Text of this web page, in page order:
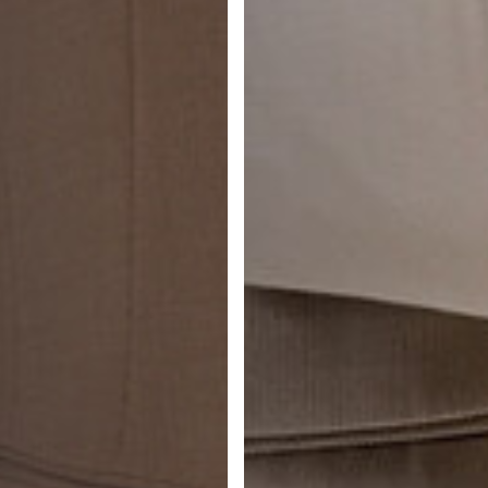
la qualité qui fait toute la